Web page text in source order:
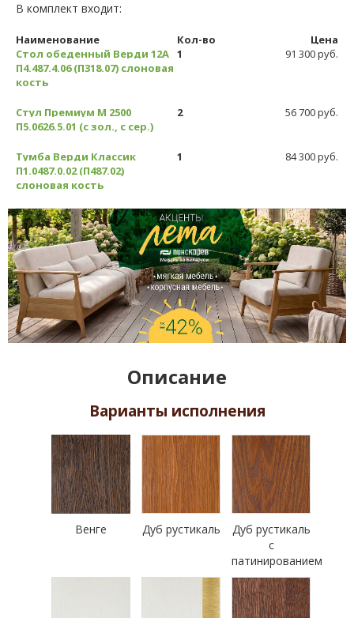
В комплект входит:
Наименование Кол-во
Цена
Стол обеденный Верди 12А
П4.487.4.06 (П318.07) слоновая
кость
1 91 300 руб.
Стул Премиум М 2500
П5.0626.5.01 (с зол., с сер.)
2 56 700 руб.
Тумба Верди Классик
П1.0487.0.02 (П487.02)
слоновая кость
1 84 300 руб.
Описание
Варианты исполнения
Венге Дуб рустикаль
Дуб рустикаль
с
патинированием